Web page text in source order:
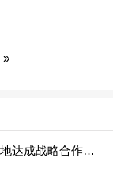
»
《文化之旅》栏目与郑州图歌美播直播基地达成战略合作 共启“文化+直播”融合新篇章